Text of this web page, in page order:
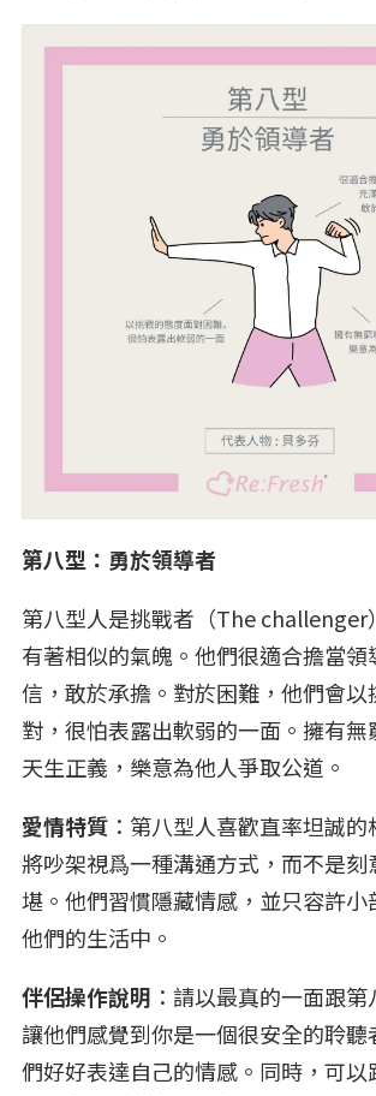
第八型：勇於領導者
第八型人是挑戰者（The challenger
有著相似的氣魄。他們很適合擔當領
信，敢於承擔。對於困難，他們會以
對，很怕表露出軟弱的一面。擁有無
天生正義，樂意為他人爭取公道。
愛情特質 ：第八型人喜歡直率坦誠
將吵架視爲一種溝通方式，而不是刻
堪。他們習慣隱藏情感，並只容許小
他們的生活中。
伴侶操作說明 ：請以最真的一面跟第
讓他們感覺到你是一個很安全的聆
們好好表達自己的情感。同時，可以